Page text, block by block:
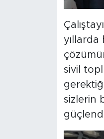
yıllarda
sivil
sizlerin